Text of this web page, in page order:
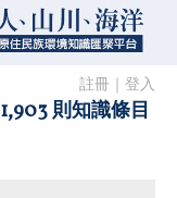
註冊 登入
1,903 則知識條目